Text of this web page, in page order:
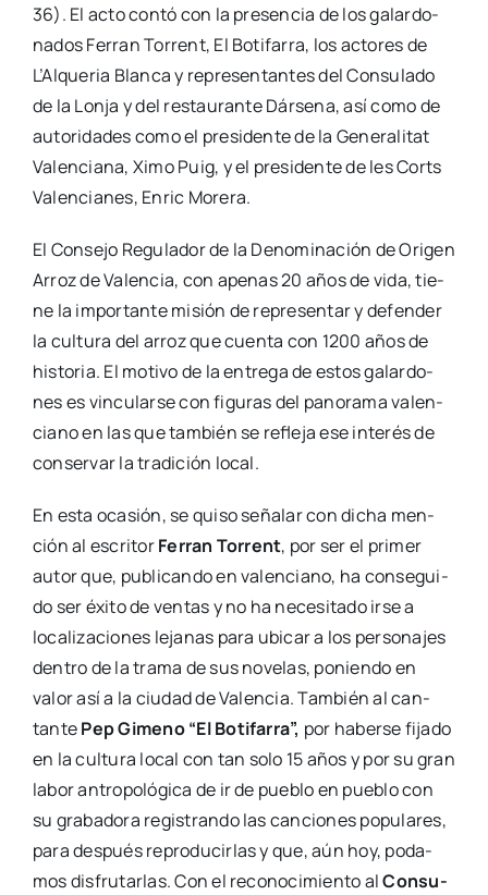
36). El acto con­tó con la pre­sen­cia de los galar­do­
na­dos Ferran Torrent, El Boti­fa­rra, los acto­res de
L’Al­que­ria Blan­ca y repre­sen­tan­tes del Con­su­la­do
de la Lon­ja y del res­tau­ran­te Dár­se­na, así como de
auto­ri­da­des como el pre­si­den­te de la Gene­ra­li­tat
Valen­cia­na, Ximo Puig, y el pre­si­den­te de les Corts
Valen­cia­nes, Enric More­ra.
El Con­se­jo Regu­la­dor de la Deno­mi­na­ción de Ori­gen
Arroz de Valen­cia, con ape­nas 20 años de vida, tie­
ne la impor­tan­te misión de repre­sen­tar y defen­der
la cul­tu­ra del arroz que cuen­ta con 1200 años de
his­to­ria. El moti­vo de la entre­ga de estos galar­do­
nes es vin­cu­lar­se con figu­ras del pano­ra­ma valen­
ciano en las que tam­bién se refle­ja ese inte­rés de
con­ser­var la tra­di­ción local.
En esta oca­sión, se qui­so seña­lar con dicha men­
ción al escri­torFerran Torrent, por ser el pri­mer
autor que, publi­can­do en valen­ciano, ha con­se­gui­
do ser éxi­to de ven­tas y no ha nece­si­ta­do irse a
loca­li­za­cio­nes leja­nas para ubi­car a los per­so­na­jes
den­tro de la tra­ma de sus nove­las, ponien­do en
valor así a la ciu­dad de Valen­cia. Tam­bién al can­
tan­tePep Gimeno “El Boti­fa­rra”, por haber­se fija­do
en la cul­tu­ra local con tan solo 15 años y por su gran
labor antro­po­ló­gi­ca de ir de pue­blo en pue­blo con
su gra­ba­do­ra regis­tran­do las can­cio­nes popu­la­res,
para des­pués repro­du­cir­las y que, aún hoy, poda­
mos dis­fru­tar­las. Con el reco­no­ci­mien­to alCon­su­